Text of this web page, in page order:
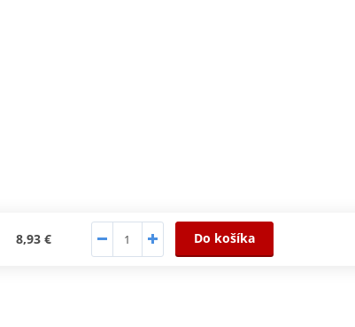
8,93 € Do košíka